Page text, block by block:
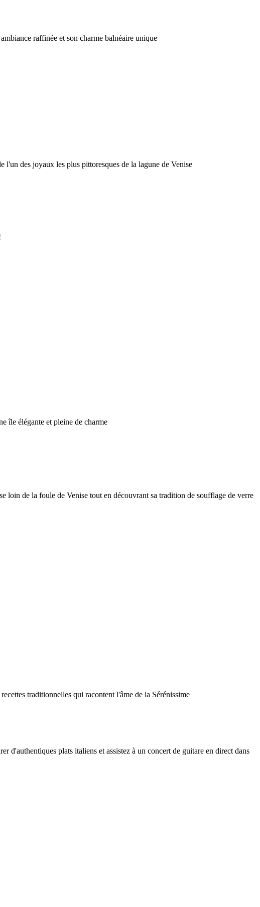
raffinée et son charme balnéaire unique
l'un des joyaux les plus pittoresques de la lagune de Venise
île élégante et pleine de charme
loin de la foule de Venise tout en découvrant sa tradition de soufflage de verre
traditionnelles qui racontent l'âme de la Sérénissime
d'authentiques plats italiens et assistez à un concert de guitare en direct dans